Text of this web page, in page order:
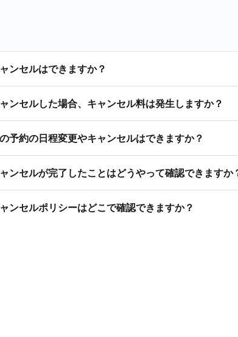
ンセルはできますか？
ンセルした場合、キャンセル料は発生しますか？
予約の日程変更やキャンセルはできますか？
ンセルが完了したことはどうやって確認できますか
ンセルポリシーはどこで確認できますか？